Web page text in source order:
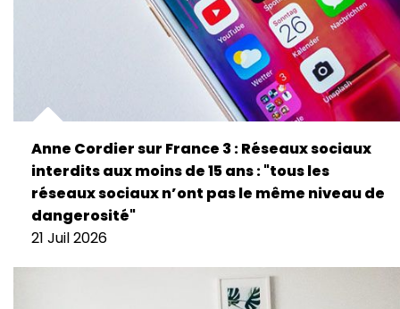
Anne Cordier sur France 3 : Réseaux sociaux
interdits aux moins de 15 ans : "tous les
réseaux sociaux n’ont pas le même niveau de
dangerosité"
21 Juil 2026